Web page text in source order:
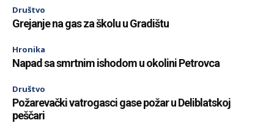
Društvo
Grejanje na gas za školu u Gradištu
Hronika
Napad sa smrtnim ishodom u okolini Petrovca
Društvo
Požarevački vatrogasci gase požar u Deliblatskoj
peščari